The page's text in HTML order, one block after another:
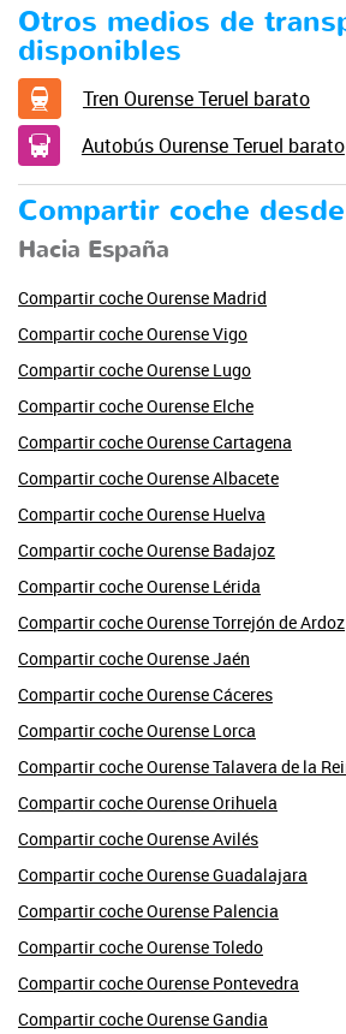
Otros medios de
disponibles
Tren Ourense Teruel barato
Autobús Ourense Teruel barato
Compartir coche
Hacia España
Compartir coche Ourense Madrid
Compartir coche Ourense Vigo
Compartir coche Ourense Lugo
Compartir coche Ourense Elche
Compartir coche Ourense Cartagena
Compartir coche Ourense Albacete
Compartir coche Ourense Huelva
Compartir coche Ourense Badajoz
Compartir coche Ourense Lérida
Compartir coche Ourense Torrejón de Ardoz
Compartir coche Ourense Jaén
Compartir coche Ourense Cáceres
Compartir coche Ourense Lorca
Compartir coche Ourense Talavera de la
Compartir coche Ourense Orihuela
Compartir coche Ourense Avilés
Compartir coche Ourense Guadalajara
Compartir coche Ourense Palencia
Compartir coche Ourense Toledo
Compartir coche Ourense Pontevedra
Compartir coche Ourense Gandia